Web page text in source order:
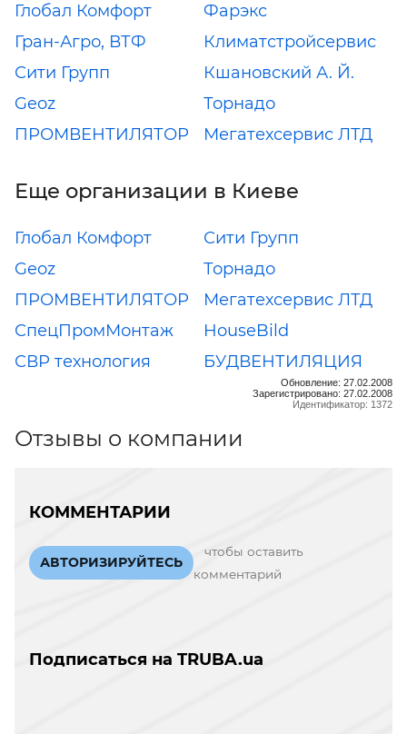
Глобал Комфорт
Фарэкс
Гран-Агро, ВТФ
Климатстройсервис
Сити Групп
Кшановский А. Й.
Geoz
Торнадо
ПРОМВЕНТИЛЯТОР
Мегатехсервис ЛТД
Еще организации в Киеве
Глобал Комфорт
Сити Групп
Geoz
Торнадо
ПРОМВЕНТИЛЯТОР
Мегатехсервис ЛТД
СпецПромМонтаж
HouseBild
СВР технология
БУДВЕНТИЛЯЦИЯ
Обновление: 27.02.2008
Зарегистрировано: 27.02.2008
Идентификатор: 1372
Отзывы о компании
КОММЕНТАРИИ
АВТОРИЗИРУЙТЕСЬ
чтобы оставить
комментарий
Подписаться на TRUBA.ua